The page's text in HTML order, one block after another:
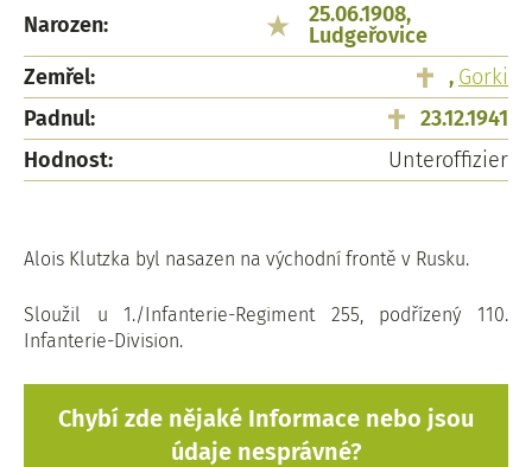
Narozen:
25.06.1908,
Ludgeřovice
Zemřel:
, Gorki
Padnul:
23.12.1941
Hodnost:
Unteroffizier
Alois Klutzka byl nasazen na východní frontě v Rusku.
Sloužil u 1./Infanterie-Regiment 255, podřízený 110.
Infanterie-Division.
Chybí zde nějaké Informace nebo jsou
údaje nesprávné?